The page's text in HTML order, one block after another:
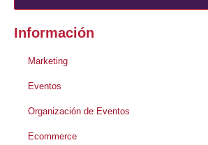
Información
Marketing
Eventos
Organización de Eventos
Ecommerce